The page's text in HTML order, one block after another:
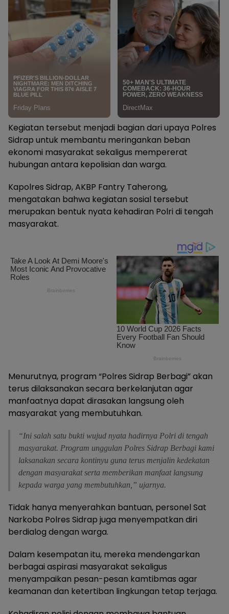
Kegiatan tersebut menjadi bagian dari upaya Polres
Sidrap untuk membantu meringankan beban
ekonomi masyarakat sekaligus mempererat
hubungan antara kepolisian dan warga.
Kapolres Sidrap, AKBP Fantry Taherong,
mengatakan bahwa kegiatan sosial tersebut
merupakan bentuk nyata kehadiran Polri di tengah
masyarakat.
Menurutnya, program “Polres Sidrap Berbagi” akan
terus dilaksanakan secara berkelanjutan agar
manfaatnya dapat dirasakan langsung oleh
masyarakat yang membutuhkan.
“Ini salah satu bukti wujud nyata hadirnya Polri di tengah
masyarakat. Program unggulan Polres Sidrap Berbagi kami
laksanakan secara kontinyu guna terus menjalin kedekatan
dengan masyarakat serta memberikan manfaat langsung
kepada warga yang membutuhkan,” ujarnya.
Tidak hanya menyerahkan bantuan, personel Sat
Narkoba Polres Sidrap juga menyempatkan diri
berdialog dengan warga.
Dalam kesempatan itu, mereka mendengarkan
berbagai aspirasi masyarakat sekaligus
menyampaikan pesan-pesan kamtibmas agar
keamanan dan ketertiban lingkungan tetap terjaga.